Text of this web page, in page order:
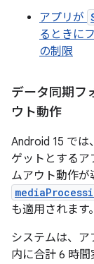
アプリが
るときに
の制限
データ同期フ
ウト動作
Android 15 では
ゲットとするア
ムアウト動作が
も適用されます。
システムは、ア
内に合計 6 時